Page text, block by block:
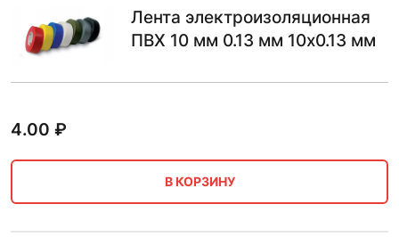
Лента электроизоляционная
ПВХ 10 мм 0.13 мм 10х0.13 мм
4.00 ₽
В КОРЗИНУ